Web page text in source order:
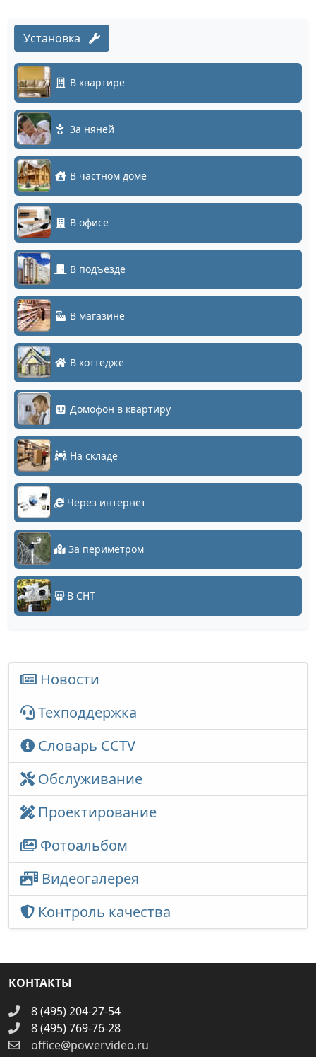
Установка
В квартире
За няней
В частном доме
В офисе
В подъезде
В магазине
В коттедже
Домофон в квартиру
На складе
Через интернет
За периметром
В СНТ
Новости
Техподдержка
Словарь CCTV
Обслуживание
Проектирование
Фотоальбом
Видеогалерея
Контроль качества
КОНТАКТЫ
8 (495) 204-27-54
8 (495) 769-76-28
office@powervideo.ru